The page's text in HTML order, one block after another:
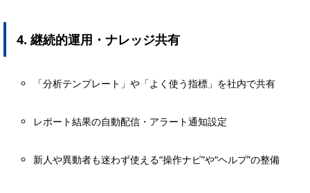
4. 継続的運用・ナレッジ共有
「分析テンプレート」や「よく使う指標」を社内で共有
レポート結果の自動配信・アラート通知設定
新人や異動者も迷わず使える“操作ナビ”や“ヘルプ”の整備